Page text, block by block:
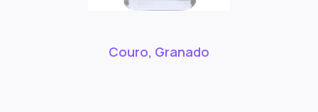
Couro, Granado